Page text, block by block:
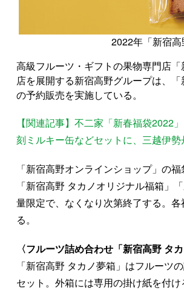
2022年「新宿
高級フルーツ・ギフトの果物専門店
店を展開する新宿高野グループは、
の予約販売を実施している。
【関連記事】不二家「新春福袋2022
刻ミルキー缶などセットに、三越伊
「新宿高野オンラインショップ」の
「新宿高野 タカノオリジナル福箱」
量限定で、なくなり次第終了する。
る。
〈フルーツ詰め合わせ「新宿高野 タ
「新宿高野 タカノ夢箱」はフルーツ
セット。外箱には専用の掛け紙を付